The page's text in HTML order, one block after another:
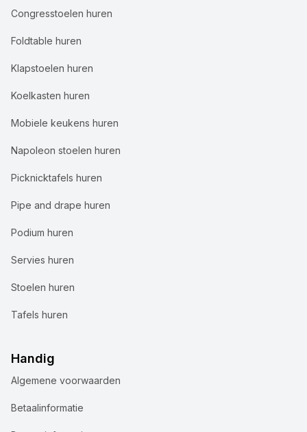
Congresstoelen huren
Foldtable huren
Klapstoelen huren
Koelkasten huren
Mobiele keukens huren
Napoleon stoelen huren
Picknicktafels huren
Pipe and drape huren
Podium huren
Servies huren
Stoelen huren
Tafels huren
Handig
Algemene voorwaarden
Betaalinformatie
Wij gebruiken cookies